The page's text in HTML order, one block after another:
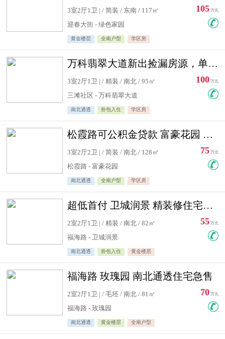
3室2厅1卫 | / 简装 / 东南 / 117㎡
迎春大街 - 绿色家园
黄金楼层 全南户型 学区房
105 万元
万科翡翠大道新出捡漏房源，单价10500精装修
3室2厅1卫 | / 精装 / 南北 / 95㎡
三滩社区 - 万科翡翠大道
南北通透 拎包入住 学区房
100 万元
松霞路可公积金贷款 富豪花园 复式住宅急售送小棚
3室2厅2卫 | / 简装 / 南北 / 128㎡
松霞路 - 富豪花园
南北通透 全南户型 学区房
75 万元
超低首付 卫城润景 精装修住宅急售 可公积金贷款
2室2厅1卫 | / 精装 / 南北 / 82㎡
福海路 - 卫城润景
南北通透 拎包入住 黄金楼层
55 万元
福海路 玫瑰园 南北通透住宅急售
2室2厅1卫 | / 毛坯 / 南北 / 81㎡
福海路 - 玫瑰园
南北通透 黄金楼层 全南户型
70 万元